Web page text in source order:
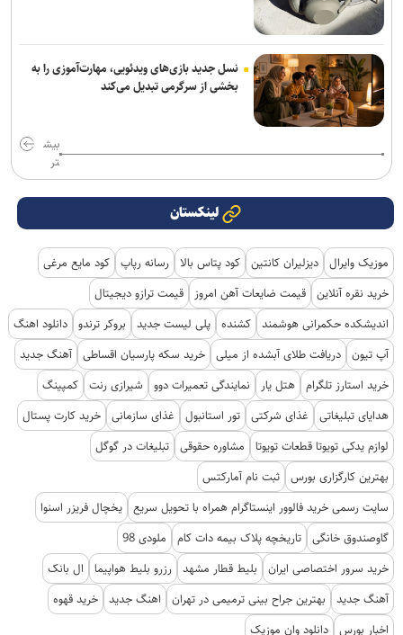
نسل جدید بازی‌های ویدئویی، مهارت‌آموزی را به
بخشی از سرگرمی تبدیل می‌کند
بیش
تر
لینکستان
موزیک وایرال دیزلیران کانتین کود پتاس بالا رسانه رپاپ کود مایع مرغی
خرید نقره آنلاین قیمت ضایعات آهن امروز
قیمت ترازو دیجیتال
اندیشکده حکمرانی هوشمند کشنده پلی لیست جدید بروکر ترندو دانلود اهنگ
آپ تیون دریافت طلای آبشده از میلی خرید سکه پارسیان اقساطی آهنگ جدید
خرید استارز تلگرام هتل یار نمایندگی تعمیرات دوو شیرازی رنت کمپینگ
هدایای تبلیغاتی
غذای شرکتی تور استانبول غذای سازمانی خرید کارت پستال
لوازم یدکی تویوتا قطعات تویوتا
مشاوره حقوقی تبلیغات در گوگل
بهترین کارگزاری بورس ثبت نام آمارکتس
سایت رسمی خرید فالوور اینستاگرام همراه با تحویل سریع یخچال فریزر اسنوا
گاوصندوق خانگی تاریخچه پلاک بیمه دات کام
ملودی 98
خرید سرور اختصاصی ایران
بلیط قطار مشهد رزرو بلیط هواپیما
ال بانک
آهنگ جدید
بهترین جراح بینی ترمیمی در تهران اهنگ جدید خرید قهوه
اخبار بورس دانلود وان موزیک